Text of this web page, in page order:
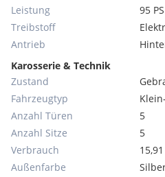
Leistung
95
Treibstoff
Antrieb
Karosserie & Technik
Zustand
Fahrzeugtyp
Anzahl Türen
5
Anzahl Sitze
5
Verbrauch
Außenfarbe